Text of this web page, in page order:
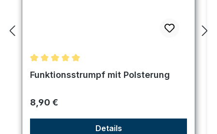
Durchschnittliche Bewertung von 5 von 5 Sternen
Funktionsstrumpf mit Polsterung
Regulärer Preis:
8,90 €
Details